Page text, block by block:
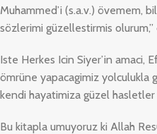
Muhammed’i (s.a.v.) övemem,
sözlerimi güzellestirmis olurum,”
Iste Herkes Icin Siyer’in amaci,
ömrüne yapacagimiz yolculukla
kendi hayatimiza güzel
Bu kitapla umuyoruz ki Allah